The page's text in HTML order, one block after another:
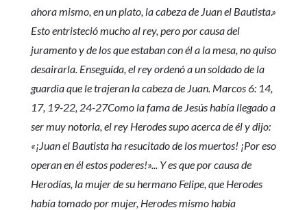
ahora mismo, en un plato, la cabeza de Juan el Bautista.»
Esto entristeció mucho al rey, pero por causa del
juramento y de los que estaban con él a la mesa, no quiso
desairarla. Enseguida, el rey ordenó a un soldado de la
guardia que le trajeran la cabeza de Juan. Marcos 6: 14,
17, 19-22, 24-27Como la fama de Jesús había llegado a
ser muy notoria, el rey Herodes supo acerca de él y dijo:
«¡Juan el Bautista ha resucitado de los muertos! ¡Por eso
operan en él estos poderes!»... Y es que por causa de
Herodías, la mujer de su hermano Felipe, que Herodes
había tomado por mujer, Herodes mismo había